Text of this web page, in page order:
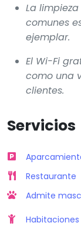
La
comunes
ejemplar.
El Wi-Fi
como una
clientes.
Servicios
Restaurante
Admite